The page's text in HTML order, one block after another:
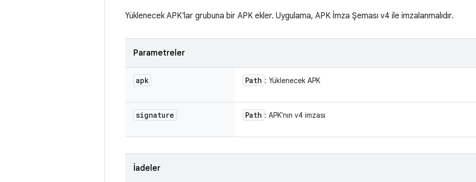
Yüklenecek APK'lar grubuna bir APK ekler. Uygulama, APK İmza Şeması v4 ile imzalanmalıdır.
Parametreler
apk Path : Yüklenecek APK
signature Path : APK'nın v4 imzası
İadeler